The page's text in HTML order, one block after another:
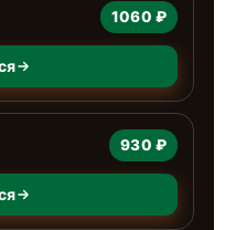
1060 ₽
930 ₽